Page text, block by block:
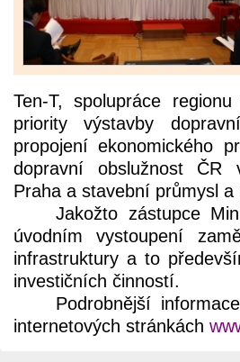
Ten-T, spolupráce
priority výstavby
propojení ekonomického
dopravní obslužnost ČR
Praha a stavební průmysl a
Jakožto zástupce
úvodním vystoupení
infrastruktury a to
investičních činností.
Podrobnější
internetových stránkách